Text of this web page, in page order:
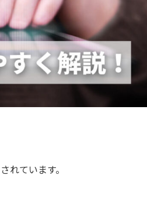
されています。